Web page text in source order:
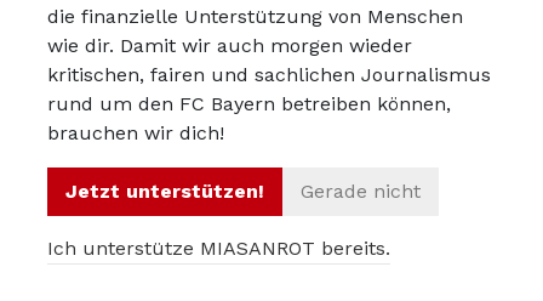
wenn Hoeneß die Wahrheit sagt (und warum sollte er
lügen?) ist es Tuchel der in der Öffentlichkeit seinen
„Chef“ als Lügner bezichtigt!
Moderier es weg oder was weiß ich… aber verhalte dich
die finanzielle Unterstützung von Menschen
wie dir. Damit wir auch morgen wieder
kritischen, fairen und sachlichen Journalismus
rund um den FC Bayern betreiben können,
brauchen wir dich!
Jetzt unterstützen! Gerade nicht
Ich unterstütze MIASANROT bereits.